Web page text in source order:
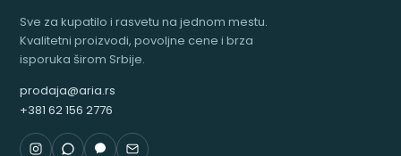
Sve za kupatilo i rasvetu na jednom mestu.
Kvalitetni proizvodi, povoljne cene i brza
isporuka širom Srbije.
prodaja@aria.rs
+381 62 156 2776